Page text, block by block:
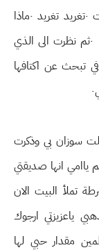
فقدت الوعي ٠ولم اعلم ماحدث لي٠الا بعد ساعات ٠تغريد تغريد ٠ماذا
حدث ياابنتي! كانت عيني تنظر الى ارجاء الغرفة ٠ثم نظرت الى الذي
تبحث عن اكتافها
سوزان بي وذكرت
لااعلم ياامي انها صديقتي
امي :اكيد الشرطة تملأ البيت الان
القتل٠ارجوك لاتذهبي ياعزيزتي ارجوك
تعلمين مقدار حبي لها